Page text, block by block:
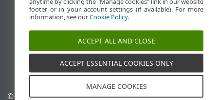
Visualizza sito desktop
End of Life
ESET Knowledge Base
ESET Status Portal
Supporto regionale
© 1992 - 2026 ESET, spol. s Gestisci cookie
footer or in your account settings (if available). For more
information, see ourCookie Policy.
ACCEPT ALL AND CLOSE
ACCEPT ESSENTIAL COOKIES ONLY
MANAGE COOKIES